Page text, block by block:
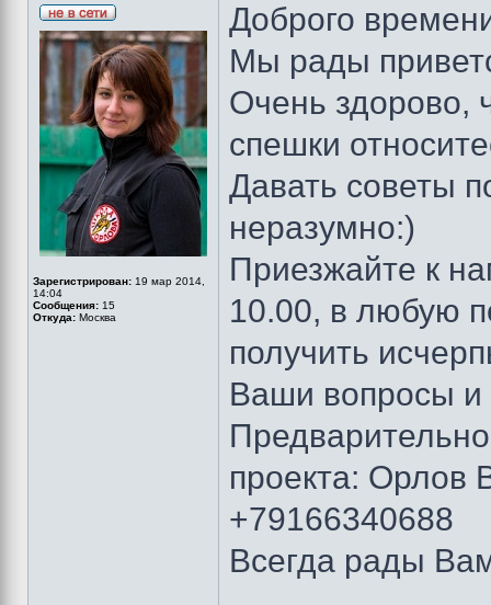
Зарегистрирован: 19 мар 2014,
14:04
Сообщения: 15
Откуда: Москва
Доброго
Мы рады
Очень здорово,
спешки
Давать советы
неразумно:)
Приезжайте к
10.00, в любую
получить
Ваши вопросы и
проекта: Орлов
+79166340688
Всегда рады